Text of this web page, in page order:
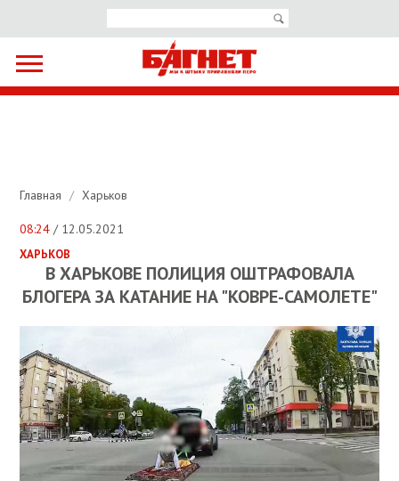
Главная / Харьков
08:24 / 12.05.2021
ХАРЬКОВ
В ХАРЬКОВЕ ПОЛИЦИЯ ОШТРАФОВАЛА
БЛОГЕРА ЗА КАТАНИЕ НА "КОВРЕ-САМОЛЕТЕ"